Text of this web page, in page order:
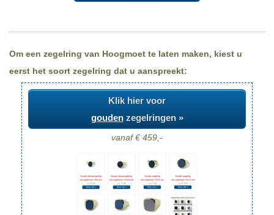
Om een zegelring van Hoogmoet te laten maken, kiest u
eerst het soort zegelring dat u aanspreekt:
Klik hier voor
goudenzegelringen »
vanaf € 459,-